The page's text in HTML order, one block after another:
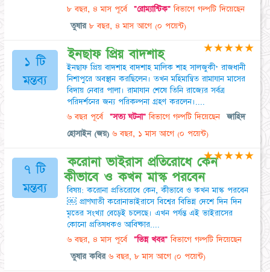
৮ বছর, ৪ মাস পূর্বে "রোম্যান্টিক"বিভাগে গল্পটি দিয়েছেন
তুষার ৮ বছর, ৪ মাস আগে (০ পয়েন্ট)
১ টি
মন্তব্য
ইনছাফ প্রিয় বাদশাহ
ইনছাফ প্রিয় বাদশাহ বাদশাহ মালিক শাহ সালজুকী* রাজধানী
নিশাপুরে অবস্থান করছিলেন। তখন মহিমান্বিত রামাযান মাসের
বিদায় নেবার পালা। রামাযান শেষে তিনি রাজ্যের সর্বত্র
পরিদর্শনের জন্য পরিকল্পনা গ্রহণ করলেন।....
৬ বছর পূর্বে "সত্য ঘটনা"বিভাগে গল্পটি দিয়েছেন
জাহিদ
হোসাইন (জয়) ৬ বছর, ১ মাস আগে (০ পয়েন্ট)
★★★★★
৭ টি
মন্তব্য
করোনা ভাইরাস প্রতিরোধে কেন
কীভাবে ও কখন মাস্ক পরবেন
বিষয়: করোনা প্রতিরোধে কেন, কীভাবে ও কখন মাস্ক পরবেন
￼ প্রাণঘাতী করোনাভাইরাসে বিশ্বের বিভিন্ন দেশে দিন দিন
মৃতের সংখ্যা বেড়েই চলেছে। এখন পর্যন্ত এই ভাইরাসের
কোনো প্রতিষধকও আবিষ্কার....
৬ বছর, ৪ মাস পূর্বে "ভিন্ন খবর"বিভাগে গল্পটি দিয়েছেন
তুষার কবির ৬ বছর, ৮ মাস আগে (০ পয়েন্ট)
★★★★★